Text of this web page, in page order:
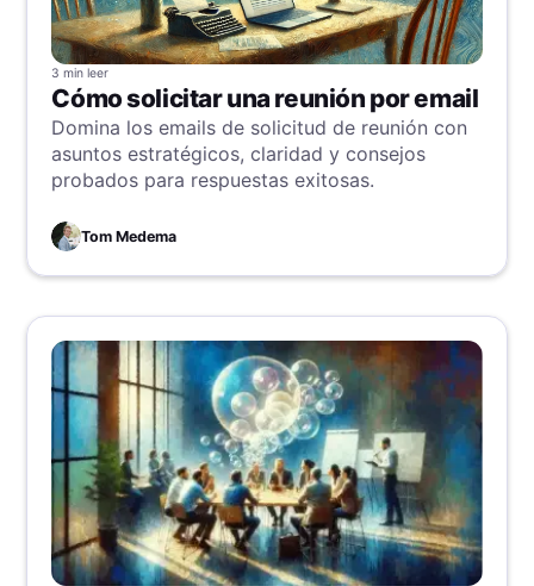
3 min leer
Cómo solicitar una reunión por email
Domina los emails de solicitud de reunión con
asuntos estratégicos, claridad y consejos
probados para respuestas exitosas.
Tom Medema